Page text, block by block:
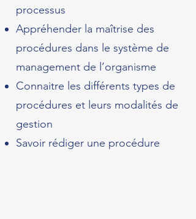
processus
Appréhender la maîtrise des
procédures dans le système de
management de l’organisme
Connaitre les différents types de
procédures et leurs modalités de
gestion
Savoir rédiger une procédure